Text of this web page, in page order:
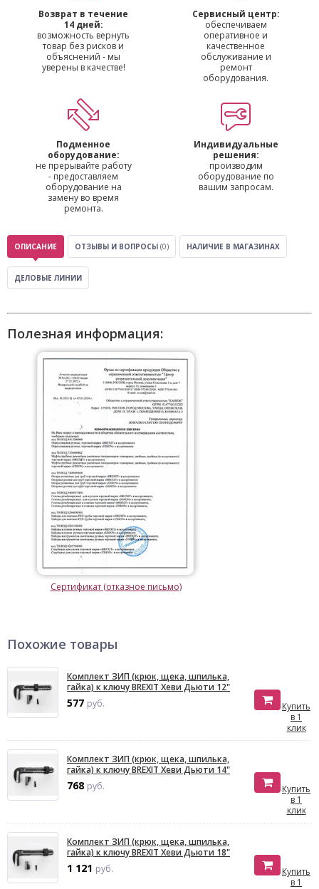
Возврат в течение
14 дней:
возможность вернуть
товар без рисков и
объяснений - мы
уверены в качестве!
Сервисный центр:
обеспечиваем
оперативное и
качественное
обслуживание и
ремонт
оборудования.
Подменное
оборудование:
не прерывайте работу
- предоставляем
оборудование на
замену во время
ремонта.
Индивидуальные
решения:
производим
оборудование по
вашим запросам.
ОПИСАНИЕ ОТЗЫВЫ И ВОПРОСЫ (0) НАЛИЧИЕ В МАГАЗИНАХ
ДЕЛОВЫЕ ЛИНИИ
Полезная информация:
Сертификат (отказное письмо)
Похожие товары
Комплект ЗИП (крюк, щека, шпилька,
гайка) к ключу BREXIT Хеви Дьюти 12"
577 руб.
Купить
в 1
клик
Комплект ЗИП (крюк, щека, шпилька,
гайка) к ключу BREXIT Хеви Дьюти 14"
768 руб.
Купить
в 1
клик
Комплект ЗИП (крюк, щека, шпилька,
гайка) к ключу BREXIT Хеви Дьюти 18"
1 121 руб.
Купить
в 1